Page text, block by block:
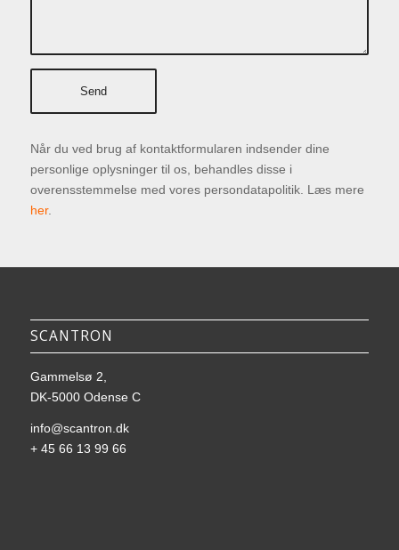
Når du ved brug af kontaktformularen indsender dine
personlige oplysninger til os, behandles disse i
overensstemmelse med vores persondatapolitik. Læs mere
her.
SCANTRON
Gammelsø 2,
DK-5000 Odense C
info@scantron.dk
+ 45 66 13 99 66